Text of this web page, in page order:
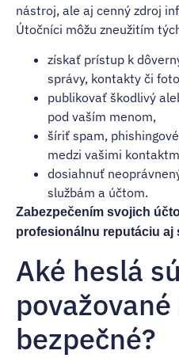
nástroj, ale aj cenný zdroj
Útočníci môžu zneužitím
získať prístup k
správy, kontakty či
publikovať škodlivý
pod vaším menom,
šíriť spam,
medzi vašimi
dosiahnuť
službám a účtom.
Zabezpečením svojich
profesionálnu reputáciu aj
Aké heslá sú
považované
bezpečné?